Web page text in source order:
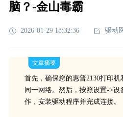
脑？-金山毒霸
2026-01-29 18:32:36 驱动
文章摘要
首先，确保您的惠普2130打印机
同一网络。然后，按照设置->
作，安装驱动程序并完成连接。